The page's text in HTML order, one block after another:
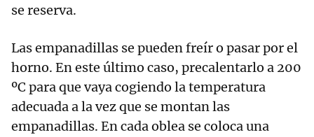
se reserva.
Las empanadillas se pueden freír o pasar por el
horno. En este último caso, precalentarlo a 200
ºC para que vaya cogiendo la temperatura
adecuada a la vez que se montan las
empanadillas. En cada oblea se coloca una